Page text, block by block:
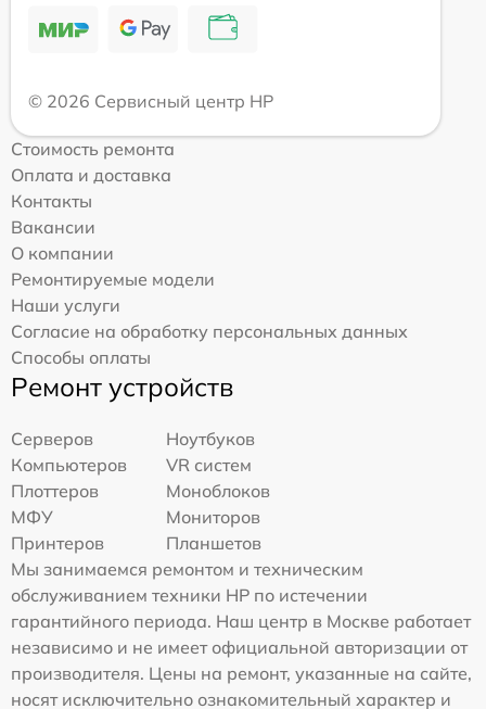
© 2026 Сервисный центр HP
Стоимость ремонта
Оплата и доставка
Контакты
Вакансии
О компании
Ремонтируемые модели
Наши услуги
Согласие на обработку персональных данных
Способы оплаты
Ремонт устройств
Серверов
Ноутбуков
Компьютеров
VR систем
Плоттеров
Моноблоков
МФУ
Мониторов
Принтеров
Планшетов
Мы занимаемся ремонтом и техническим
обслуживанием техники HP по истечении
гарантийного периода. Наш центр в Москве работает
независимо и не имеет официальной авторизации от
производителя. Цены на ремонт, указанные на сайте,
носят исключительно ознакомительный характер и